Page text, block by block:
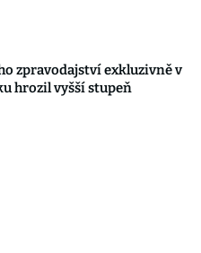
zpravodajství exkluzivně v
hrozil vyšší stupeň